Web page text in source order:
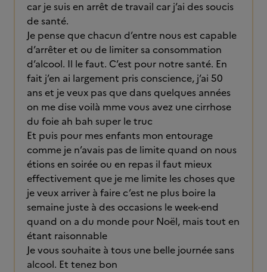
car je suis en arrêt de travail car j’ai des soucis
de santé.
Je pense que chacun d’entre nous est capable
d’arrêter et ou de limiter sa consommation
d’alcool. Il le faut. C’est pour notre santé. En
fait j’en ai largement pris conscience, j’ai 50
ans et je veux pas que dans quelques années
on me dise voilà mme vous avez une cirrhose
du foie ah bah super le truc
Et puis pour mes enfants mon entourage
comme je n’avais pas de limite quand on nous
étions en soirée ou en repas il faut mieux
effectivement que je me limite les choses que
je veux arriver à faire c’est ne plus boire la
semaine juste à des occasions le week-end
quand on a du monde pour Noël, mais tout en
étant raisonnable
Je vous souhaite à tous une belle journée sans
alcool. Et tenez bon